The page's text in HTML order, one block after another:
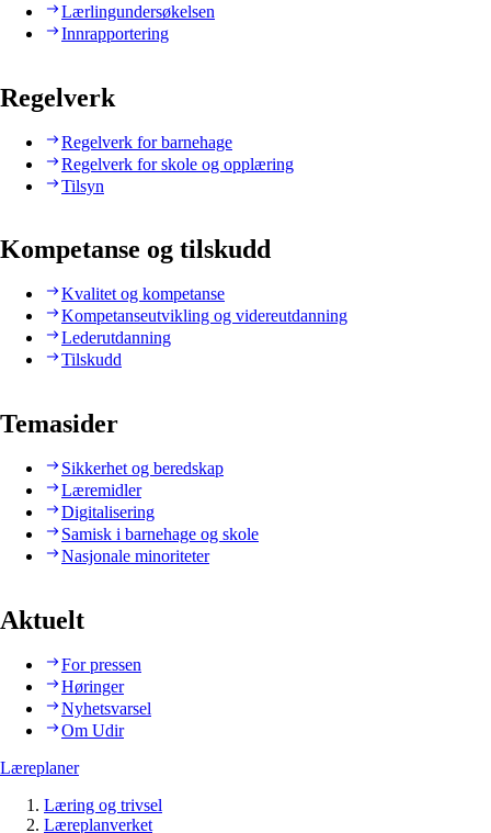
Lærlingundersøkelsen
Innrapportering
Regelverk
Regelverk for barnehage
Regelverk for skole og opplæring
Tilsyn
Kompetanse og tilskudd
Kvalitet og kompetanse
Kompetanseutvikling og videreutdanning
Lederutdanning
Tilskudd
Temasider
Sikkerhet og beredskap
Læremidler
Digitalisering
Samisk i barnehage og skole
Nasjonale minoriteter
Aktuelt
For pressen
Høringer
Nyhetsvarsel
Om Udir
Læreplaner
Læring og trivsel
Læreplanverket